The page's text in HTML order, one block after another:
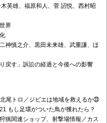
英雄、福原和人、菅 詔悦、西村昭
界
神慎之介、黒田未来雄、武重謙、ほ
戻す」訴訟の経過と今後への影響
尾トロ／ジビエは地域を救えるか㉓
もし足環がついた鳥が獲れたら？
関連ショップ、射撃場情報／カス